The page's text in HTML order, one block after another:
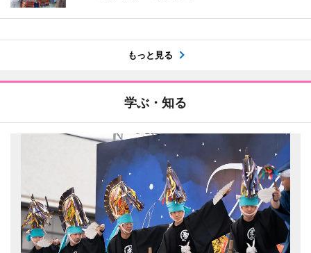
もっと見る
学ぶ・知る